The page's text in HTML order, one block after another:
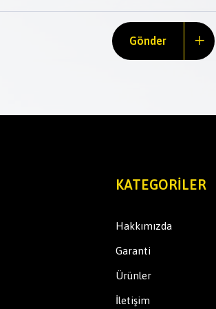
Gönder
KATEGORILER
Hakkımızda
Garanti
Ürünler
İletişim